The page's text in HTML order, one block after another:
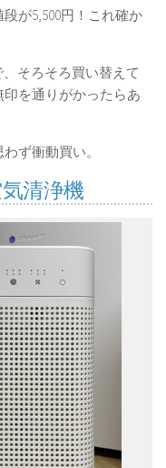
が5,500円！これ確か
そろそろ買い替えて
を通りがかったらあ
ず衝動買い。
清浄機